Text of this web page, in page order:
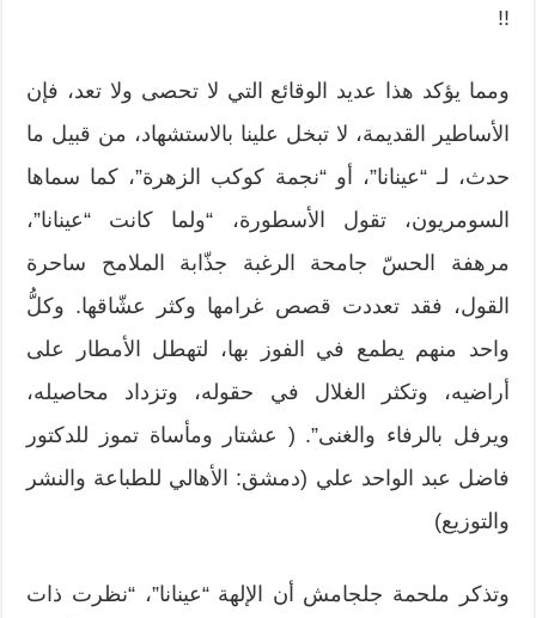
!!
ومما يؤكد هذا عديد الوقائع التي لا تحصى ولا تعد، فإن
الأساطير القديمة، لا تبخل علينا بالاستشهاد، من قبيل ما
حدث، لـ “عينانا”، أو “نجمة كوكب الزهرة”، كما سماها
السومريون، تقول الأسطورة، “ولما كانت “عينانا”،
مرهفة الحسّ جامحة الرغبة جذّابة الملامح ساحرة
القول، فقد تعددت قصص غرامها وكثر عشّاقها. وكلُّ
واحد منهم يطمع في الفوز بها، لتهطل الأمطار على
أراضيه، وتكثر الغلال في حقوله، وتزداد محاصيله،
ويرفل بالرفاء والغنى”. ( عشتار ومأساة تموز للدكتور
فاضل عبد الواحد علي (دمشق: الأهالي للطباعة والنشر
والتوزيع)
وتذكر ملحمة جلجامش أن الإلهة “عينانا”، “نظرت ذات